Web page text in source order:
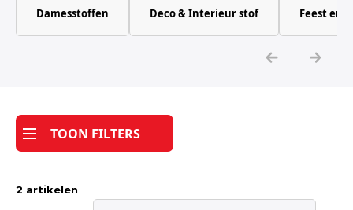
Katoen
Tijdpakker stof
Damesstoffen Deco & Interieur stof Feest en
TOON FILTERS
2 artikelen